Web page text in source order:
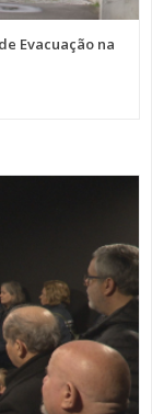
Evacuação na